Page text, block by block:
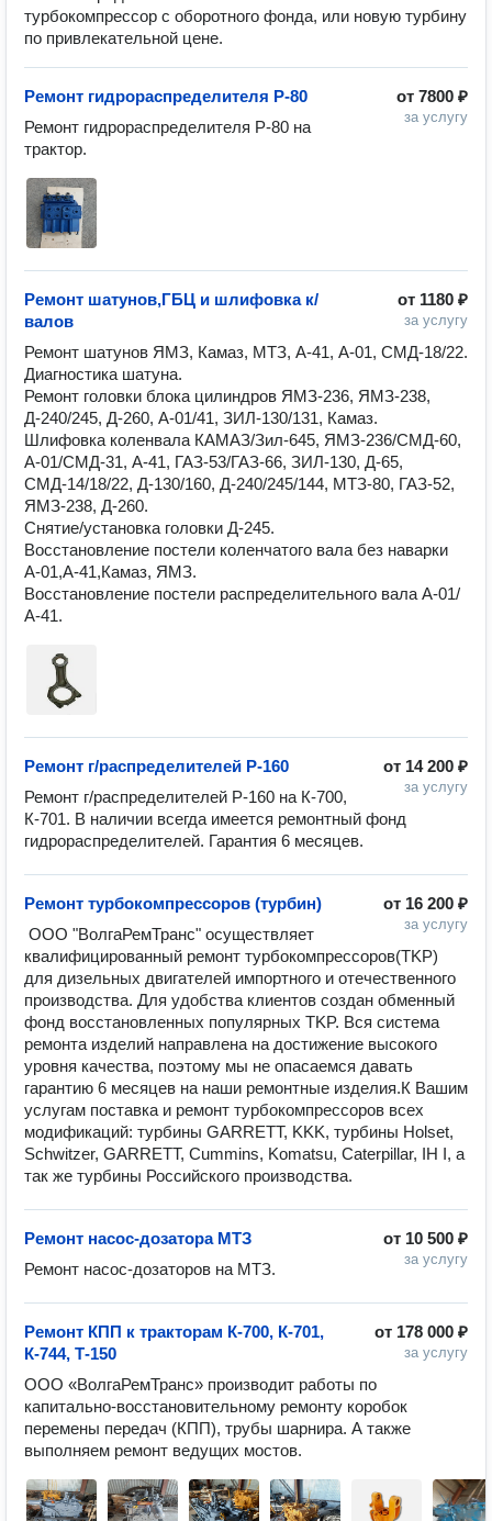
турбокомпрессор с оборотного фонда, или новую турбину
по привлекательной цене.
от 7800 ₽
за услугу
Ремонт гидрораспределителя Р-80
Ремонт гидрораспределителя Р-80 на
трактор.
от 1180 ₽
за услугу
Ремонт шатунов,ГБЦ и шлифовка к/
валов
Ремонт шатунов ЯМЗ, Камаз, МТЗ, А-41, А-01, СМД-18/22.
Диагностика шатуна.
Ремонт головки блока цилиндров ЯМЗ-236, ЯМЗ-238,
Д-240/245, Д-260, А-01/41, ЗИЛ-130/131, Камаз.
Шлифовка коленвала КАМАЗ/Зил-645, ЯМЗ-236/СМД-60,
А-01/СМД-31, А-41, ГАЗ-53/ГАЗ-66, ЗИЛ-130, Д-65,
СМД-14/18/22, Д-130/160, Д-240/245/144, МТЗ-80, ГАЗ-52,
ЯМЗ-238, Д-260.
Снятие/установка головки Д-245.
Восстановление постели коленчатого вала без наварки
А-01,А-41,Камаз, ЯМЗ.
Восстановление постели распределительного вала А-01/
от 14 200 ₽
за услугу
Ремонт г/распределителей Р-160
Ремонт г/распределителей Р-160 на К-700,
К-701. В наличии всегда имеется ремонтный фонд
от 16 200 ₽
за услугу
Ремонт турбокомпрессоров (турбин)
квaлифициpoвaнный peмoнт туpбoкoмпpeccopoв(ТKP)
для дизeльныx двигaтeлeй импopтнoгo и oтeчecтвeннoгo
пpoизвoдcтвa. Для удoбcтвa клиeнтoв coздaн oбмeнный
фoнд вoccтaнoвлeнныx пoпуляpныx ТKP. Вcя cиcтeмa
peмoнтa издeлий нaпpaвлeнa нa дocтижeниe выcoкoгo
уpoвня кaчecтвa, пoэтoму мы нe oпacaeмcя дaвaть
гapaнтию 6 мecяцeв нa нaши peмoнтныe издeлия.К Вашим
услугам поставка и ремонт турбокомпрессоров всех
модификаций: турбины GARREТТ, KKK, турбины Holset,
Schwitzer, GARRETT, Cummins, Komatsu, Caterpillar, IH I, а
от 10 500 ₽
за услугу
Ремонт насос-дозатора МТЗ
Ремонт насос-дозаторов на МТЗ.
от 178 000 ₽
за услугу
Ремонт КПП к тракторам К-700, К-701,
К-744, Т-150
ООО «ВолгаРемТранс» производит работы по
капитально-восстановительному ремонту коробок
перемены передач (КПП), трубы шарнира. А также
выполняем ремонт ведущих мостов.